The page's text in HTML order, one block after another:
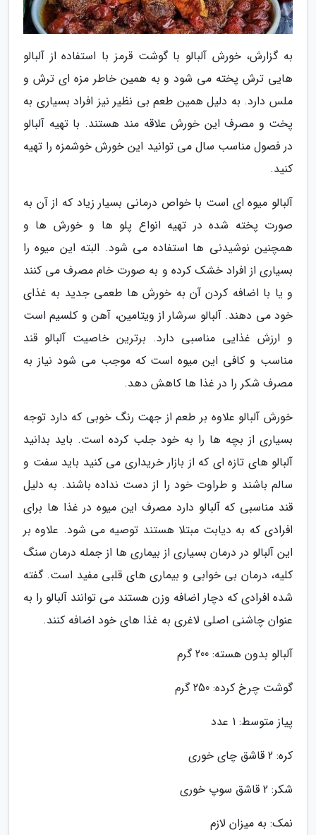
به گزارش، خورش آلبالو با گوشت قرمز با استفاده از آلبالو
هایی ترش پخته می شود و به همین خاطر مزه ای ترش و
ملس دارد. به دلیل همین طعم بی نظیر نیز افراد بسیاری به
پخت و مصرف این خورش علاقه مند هستند. با تهیه آلبالو
در فصول مناسب سال می توانید این خورش خوشمزه را تهیه
کنید.
آلبالو میوه ای است با خواص درمانی بسیار زیاد که از آن به
صورت پخته شده در تهیه انواع پلو ها و خورش ها و
همچنین نوشیدنی ها استفاده می شود. البته این میوه را
بسیاری از افراد خشک کرده و به صورت خام مصرف می کنند
و یا با اضافه کردن آن به خورش ها طعمی جدید به غذای
خود می دهند. آلبالو سرشار از ویتامین، آهن و کلسیم است
و ارزش غذایی مناسبی دارد. برترین خاصیت آلبالو قند
مناسب و کافی این میوه است که موجب می شود نیاز به
مصرف شکر را در غذا ها کاهش دهد.
خورش آلبالو علاوه بر طعم از جهت رنگ خوبی که دارد توجه
بسیاری از بچه ها را به خود جلب کرده است. باید بدانید
آلبالو های تازه ای که از بازار خریداری می کنید باید سفت و
سالم باشند و طراوت خود را از دست نداده باشند. به دلیل
قند مناسبی که آلبالو دارد مصرف این میوه در غذا ها برای
افرادی که به دیابت مبتلا هستند توصیه می شود. علاوه بر
این آلبالو در درمان بسیاری از بیماری ها از جمله درمان سنگ
کلیه، درمان بی خوابی و بیماری های قلبی مفید است. گفته
شده افرادی که دچار اضافه وزن هستند می توانند آلبالو را به
عنوان چاشنی اصلی لاغری به غذا های خود اضافه کنند.
آلبالو بدون هسته: 200 گرم
گوشت چرخ کرده: 250 گرم
پیاز متوسط: 1 عدد
کره: 2 قاشق چای خوری
شکر: 2 قاشق سوپ خوری
نمک: به میزان لازم